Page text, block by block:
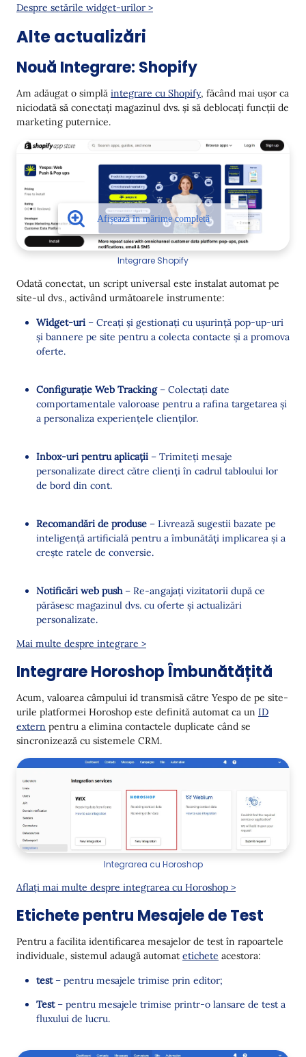
Despre setările widget-urilor >
Alte actualizări
Nouă Integrare: Shopify
Am adăugat o simplă integrare cu Shopify, făcând mai ușor ca
niciodată să conectați magazinul dvs. și să deblocați funcții de
marketing puternice.
Integrare Shopify
Odată conectat, un script universal este instalat automat pe
site-ul dvs., activând următoarele instrumente:
Widget-uri – Creați și gestionați cu ușurință pop-up-uri
și bannere pe site pentru a colecta contacte și a promova
oferte.
Configurație Web Tracking– Colectați date
comportamentale valoroase pentru a rafina targetarea și
a personaliza experiențele clienților.
Inbox-uri pentru aplicații – Trimiteți mesaje
personalizate direct către clienți în cadrul tabloului lor
de bord din cont.
Recomandări de produse – Livrează sugestii bazate pe
inteligență artificială pentru a îmbunătăți implicarea și a
crește ratele de conversie.
Notificări web push– Re-angajați vizitatorii după ce
părăsesc magazinul dvs. cu oferte și actualizări
personalizate.
Mai multe despre integrare >
Integrare Horoshop Îmbunătățită
Acum, valoarea câmpului id transmisă către Yespo de pe site-
urile platformei Horoshop este definită automat ca un ID
extern pentru a elimina contactele duplicate când se
sincronizează cu sistemele CRM.
Integrarea cu Horoshop
Aflați mai multe despre integrarea cu Horoshop >
Etichete pentru Mesajele de Test
Pentru a facilita identificarea mesajelor de test în rapoartele
individuale, sistemul adaugă automat etichete acestora:
test– pentru mesajele trimise prin editor;
Test– pentru mesajele trimise printr-o lansare de test a
fluxului de lucru.